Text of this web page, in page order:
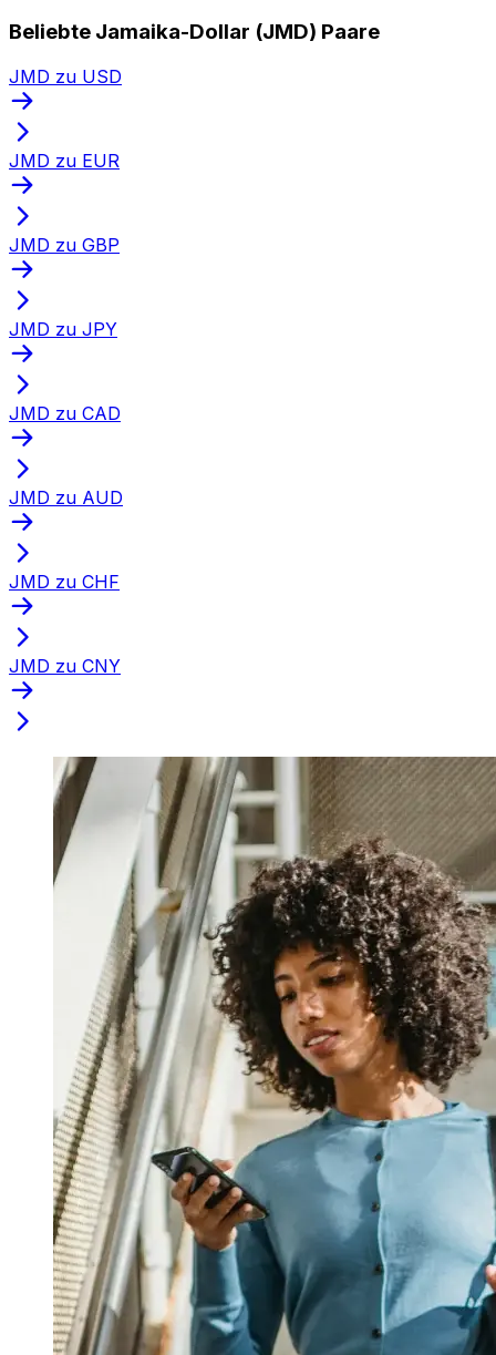
Beliebte Jamaika-Dollar (JMD) Paare
JMD zu USD
JMD zu EUR
JMD zu GBP
JMD zu JPY
JMD zu CAD
JMD zu AUD
JMD zu CHF
JMD zu CNY